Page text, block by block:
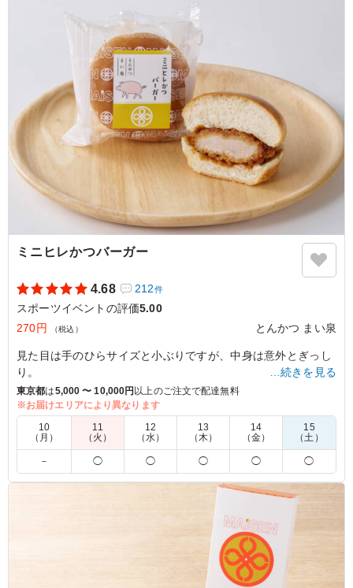
ー伊右衛門)をお届けする場合がございます。
スポーツイベント用時に簡単な参加の御礼、間食用として
配布しました。サイズ感はその場で食べても持って帰って
も邪魔にならず、手早く食べれるのでちょうどよかったで
す。喜んでいただいてました。
ご利用シーン：スポーツ
スポーツイベント
東京都中央区日本橋浜町2025/01/19
ミニヒレかつバーガー
4.68 212件
スポーツイベントの評価5.00
270円
（税込） とんかつ まい泉
見た目は手のひらサイズと小ぶりですが、中身は意外とぎっし
り。
風味の良いバンズにまい泉自慢のやわらかなヒレかつとソース
を挟みました。
ヒレかつサンド同様、ヒレかつ・ソース・バンズの三味一体の
美味しさを手軽に味わって頂けます。
お土産や差し入れ、パーティーなどにもどうぞ。
※350mlペットボトル茶(サントリー伊右衛門)がメーカー都合
により終売となります。280mlペットボトル茶(サントリー伊右
切替え期間中は在庫状況により350mlペットボトル茶(サントリ
ー伊右衛門)をお届けする場合がございます。
…続きを見る
東京都は5,000 〜 10,000円以上のご注文で配達無料
※お届けエリアにより異なります
10
（月）
11
（火）
12
（水）
13
（木）
14
（金）
15
（土）
－ ◯ ◯ ◯ ◯ ◯